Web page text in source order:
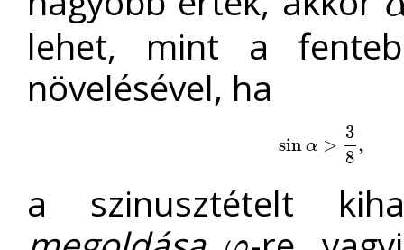
α
lehet, mint a
növelésével, ha
sin α >
3
8
,
sinα> 38 ,vagyis
a szinusztételt